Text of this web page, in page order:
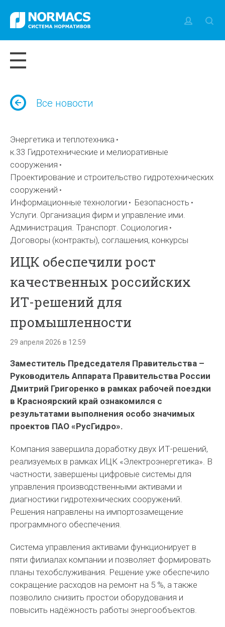
Все новости
Энергетика и теплотехника
к.33 Гидротехнические и мелиоративные
сооружения
Проектирование и строительство гидротехнических
сооружений
Информационные технологии
Безопасность
Услуги. Организация фирм и управление ими.
Администрация. Транспорт. Социология
Договоры (контракты), соглашения, конкурсы
ИЦК обеспечили рост
качественных российских
ИТ-решений для
промышленности
29 апреля 2026 в 12:59
Заместитель Председателя Правительства –
Руководитель Аппарата Правительства России
Дмитрий Григоренко в рамках рабочей поездки
в Красноярский край ознакомился с
результатами выполнения особо значимых
проектов ПАО «РусГидро».
Компания завершила доработку двух ИТ-решений,
реализуемых в рамках ИЦК «Электроэнергетика». В
частности, завершены цифровые системы для
управления производственными активами и
диагностики гидротехнических сооружений.
Решения направлены на импортозамещение
программного обеспечения.
Система управления активами функционирует в
пяти филиалах компании и позволяет формировать
планы техобслуживания. Решение уже обеспечило
сокращение расходов на ремонт на 5 %, а также
позволило снизить простои оборудования и
повысить надёжность работы энергообъектов.